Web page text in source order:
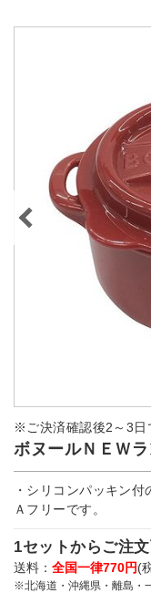
※ご決済確認後2～3日
ボヌールＮＥＷ
・シリコンパッキン
Ａフリーです。
1セットからご注
送料： 全国一律770円(
※北海道・沖縄県・離島・